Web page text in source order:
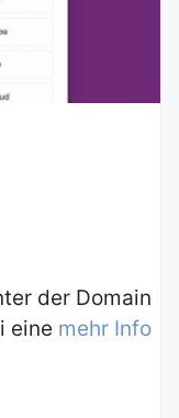
der Domain
eine mehr Info